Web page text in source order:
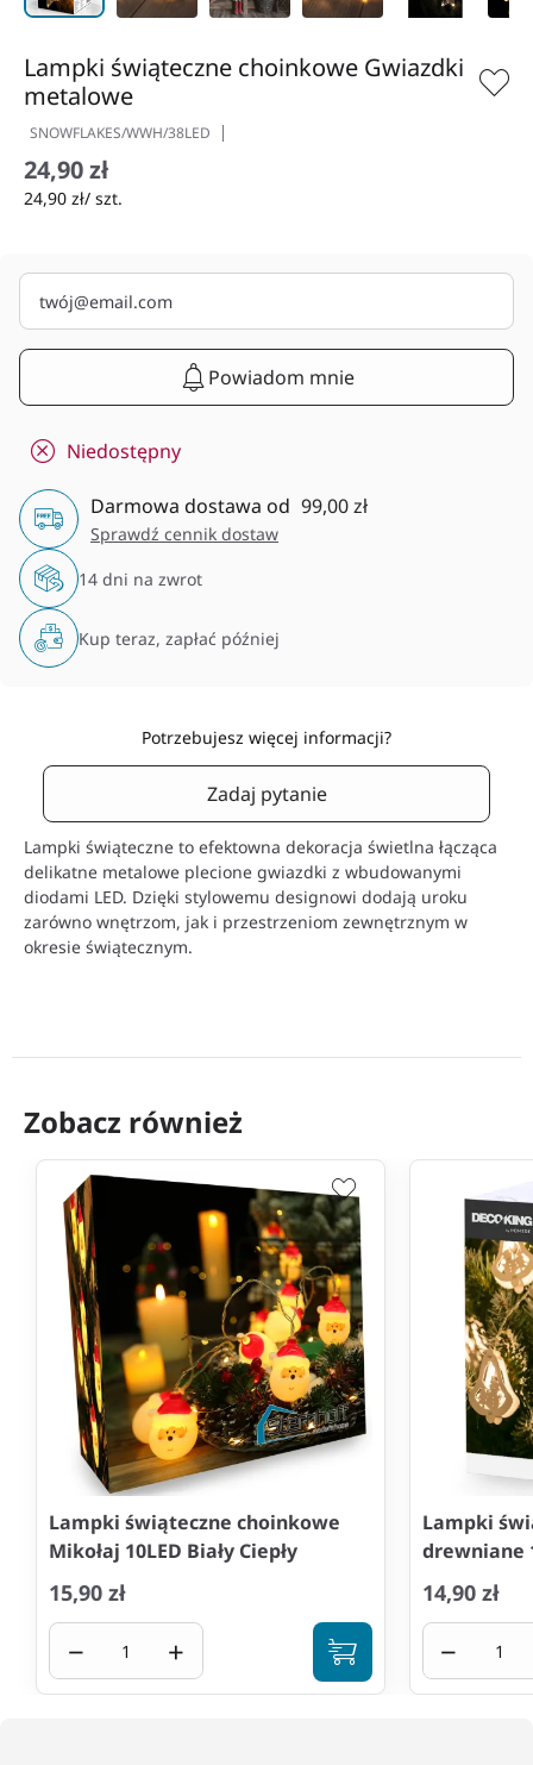
Lampki świąteczne choinkowe Gwiazdki
metalowe
SNOWFLAKES/WWH/38LED
24,90 zł
24,90 zł/ szt.
Powiadom mnie
Niedostępny
Darmowa dostawa od 99,00 zł
Sprawdź cennik dostaw
14 dni na zwrot
Kup teraz, zapłać później
Potrzebujesz więcej informacji?
Zadaj pytanie
Lampki świąteczne to efektowna dekoracja świetlna łącząca
delikatne metalowe plecione gwiazdki z wbudowanymi
diodami LED. Dzięki stylowemu designowi dodają uroku
zarówno wnętrzom, jak i przestrzeniom zewnętrznym w
okresie świątecznym.
Zobacz również
Lampki świąteczne choinkowe
Mikołaj 10LED Biały Ciepły
15,90 zł
− +
Lampki
drewniane
14,90 zł
−